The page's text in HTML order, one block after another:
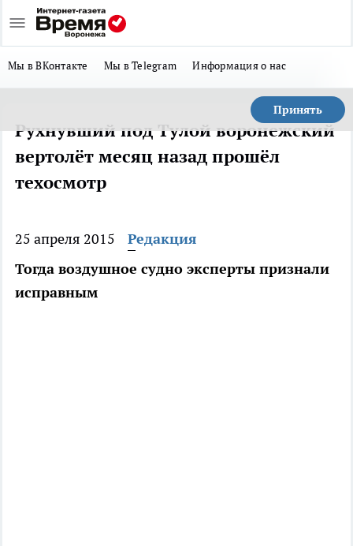
Мы в ВКонтакте Мы в Telegram Информация о нас
Принять
Рухнувший под Тулой воронежский
вертолёт месяц назад прошёл
техосмотр
25 апреля 2015
Редакция
Тогда воздушное судно эксперты признали
исправным